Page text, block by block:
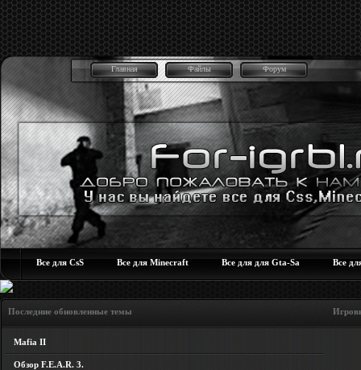
Главная Файлы Форум
Все для CsS Все для Minecraft Все для для Gta-Sa Все
Последние обновленные темы Игровые
Mafia II
Обзор F.E.A.R. 3.